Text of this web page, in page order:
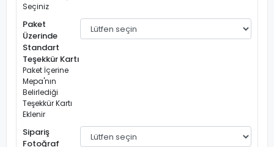
Seçiniz
Paket
Üzerinde
Standart
Teşekkür Kartı
Paket İçerine
Mepa'nın
Belirlediği
Teşekkür Kartı
Eklenir
Sipariş
Fotoğraf